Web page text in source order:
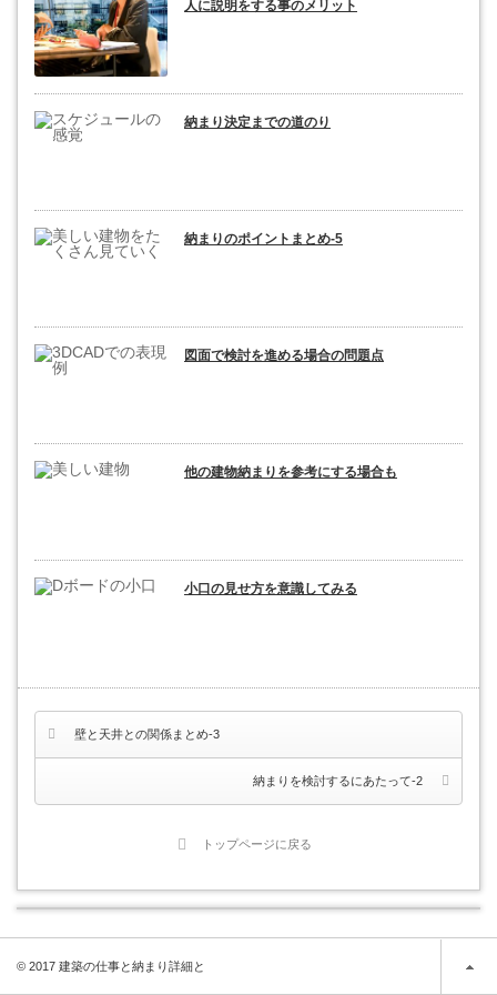
人に説明をする事のメリット
納まり決定までの道のり
納まりのポイントまとめ-5
図面で検討を進める場合の問題点
他の建物納まりを参考にする場合も
小口の見せ方を意識してみる
壁と天井との関係まとめ-3
納まりを検討するにあたって-2
トップページに戻る
© 2017 建築の仕事と納まり詳細と